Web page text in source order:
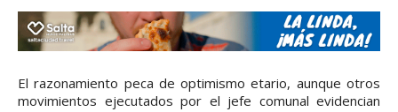
El razonamiento peca de optimismo etario, aunque otros
movimientos ejecutados por el jefe comunal evidencian